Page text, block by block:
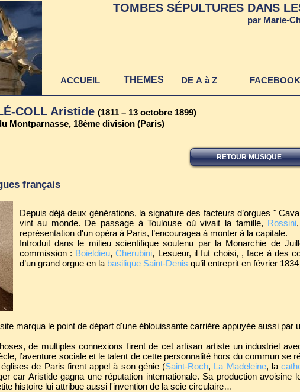
COLL Aristide (1811 – 13 octobre 1899)
Montparnasse, 18ème division (Paris)
marqua le point de départ d'une éblouissante carrière appuyée aussi par
de multiples connexions firent de cet artisan artiste un industriel
l’aventure sociale et le talent de cette personnalité hors du commun se
de Paris firent appel à son génie (Saint-Roch, La Madeleine, la
car Aristide gagna une réputation internationale. Sa production
histoire lui attribue aussi l'invention de la scie circulaire…
Depuis déjà deux générations, la signature des facteurs d’orgues "
vint au monde. De passage à Toulouse où vivait la famille, Rossini
représentation d'un opéra à Paris, l’encouragea à monter à la capitale.
Introduit dans le milieu scientifique soutenu par la Monarchie de
commission : Boieldieu,Cherubini, Lesueur, il fut choisi, , face à des
d’un grand orgue en la basilique Saint-Denis qu’il entreprit en février
français
RETOUR MUSIQUE
TOMBES SÉPULTURES DANS
par Marie-
ACCUEIL THEMES DE A à Z FACEBOOK